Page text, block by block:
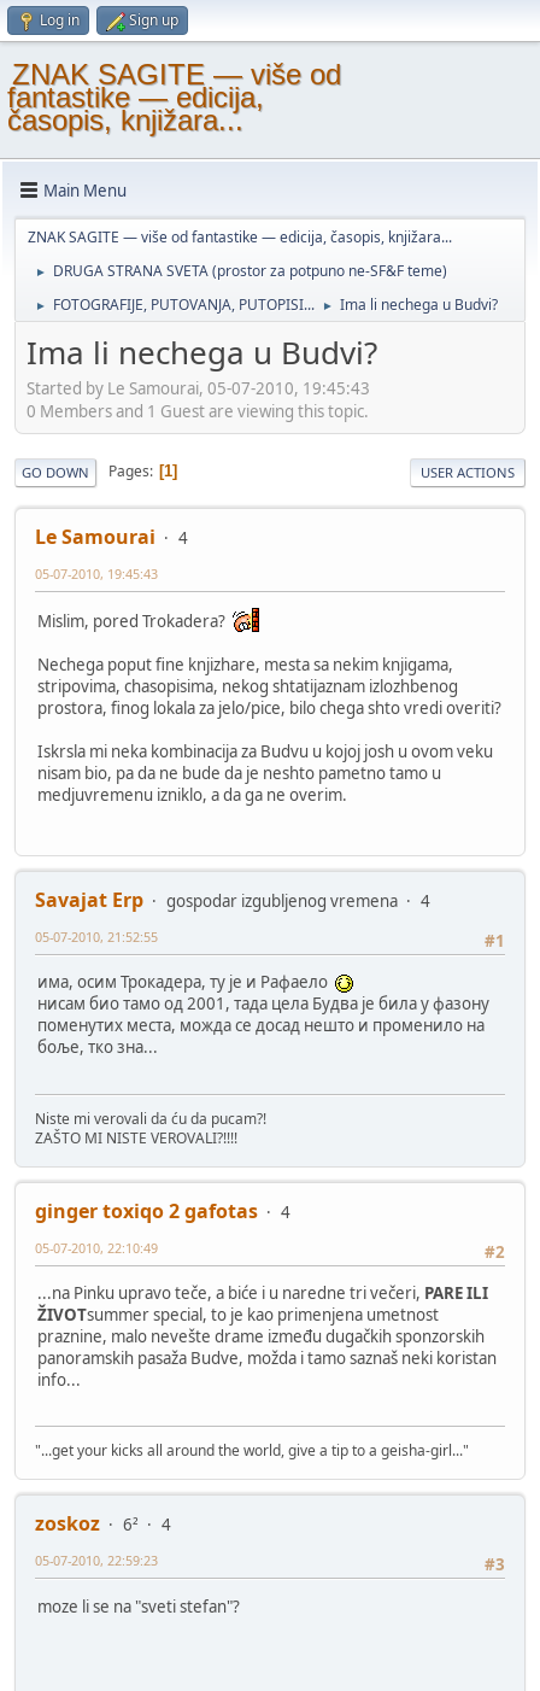
Log in Sign up
ZNAK SAGITE — više od
fantastike — edicija,
časopis, knjižara...
Main Menu
ZNAK SAGITE — više od fantastike — edicija, časopis, knjižara...
► DRUGA STRANA SVETA (prostor za potpuno ne-SF&F teme)
► FOTOGRAFIJE, PUTOVANJA, PUTOPISI... ► Ima li nechega u Budvi?
Ima li nechega u Budvi?
Started by Le Samourai, 05-07-2010, 19:45:43
0 Members and 1 Guest are viewing this topic.
GO DOWN Pages 1 USER ACTIONS
Le Samourai 4
05-07-2010, 19:45:43
Mislim, pored Trokadera?
Nechega poput fine knjizhare, mesta sa nekim knjigama,
stripovima, chasopisima, nekog shtatijaznam izlozhbenog
prostora, finog lokala za jelo/pice, bilo chega shto vredi overiti?
Iskrsla mi neka kombinacija za Budvu u kojoj josh u ovom veku
nisam bio, pa da ne bude da je neshto pametno tamo u
medjuvremenu izniklo, a da ga ne overim.
Savajat Erp gospodar izgubljenog vremena
4
#1
05-07-2010, 21:52:55
има, осим Трокадера, ту је и Рафаело
нисам био тамо од 2001, тада цела Будва је била у фазону
поменутих места, можда се досад нешто и променило на
боље, тко зна...
Niste mi verovali da ću da pucam?!
ZAŠTO MI NISTE VEROVALI?!!!!
ginger toxiqo 2 gafotas
4
#2
05-07-2010, 22:10:49
...na Pinku upravo teče, a biće i u naredne tri večeri, PARE ILI
ŽIVOTsummer special, to je kao primenjena umetnost
praznine, malo nevešte drame između dugačkih sponzorskih
panoramskih pasaža Budve, možda i tamo saznaš neki koristan
info...
"...get your kicks all around the world, give a tip to a geisha-girl..."
zoskoz 6²
4
#3
05-07-2010, 22:59:23
moze li se na "sveti stefan"?